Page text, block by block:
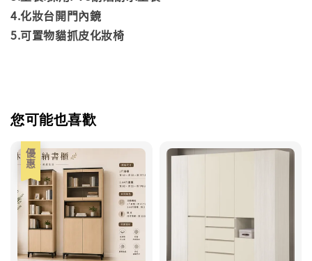
4.化妝台開門內鏡
5.可置物貓抓皮化妝椅
您可能也喜歡
優惠